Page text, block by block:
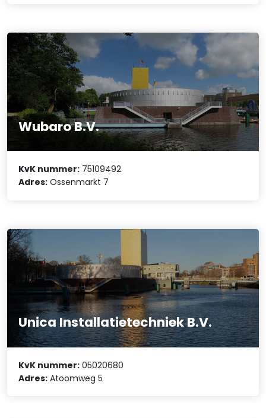
Wubaro B.V.
KvK nummer: 75109492
Adres: Ossenmarkt 7
Unica Installatietechniek B.V.
KvK nummer: 05020680
Adres: Atoomweg 5